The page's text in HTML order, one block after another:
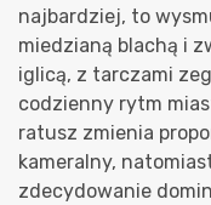
najbardziej, to
miedzianą blachą i
iglicą, z tarczami
codzienny rytm
ratusz zmienia
kameralny,
zdecydowanie